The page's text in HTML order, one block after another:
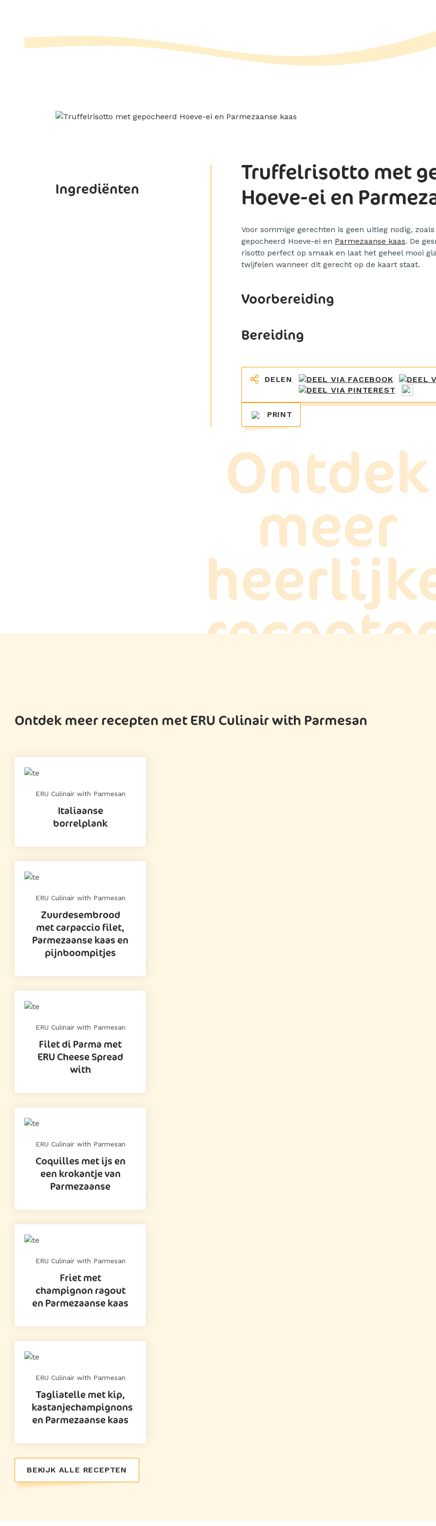
Truffelrisotto met
Hoeve-ei en
Voor sommige gerechten is geen uitleg nodig,
gepocheerd Hoeve-ei en Parmezaanse kaas. De
risotto perfect op smaak en laat het geheel mooi
twijfelen wanneer dit gerecht op de kaart staat.
Voorbereiding
Bereiding
DELEN
PRINT
Ingrediënten
Ontdek
meer
Ontdek meer recepten met ERU Culinair with Parmesan
ERU Culinair with Parmesan
Italiaanse
borrelplank
ERU Culinair with Parmesan
Zuurdesembrood
met carpaccio filet,
Parmezaanse kaas en
pijnboompitjes
ERU Culinair with Parmesan
Filet di Parma met
ERU Cheese Spread
with
ERU Culinair with Parmesan
Coquilles met ijs en
een krokantje van
Parmezaanse
ERU Culinair with Parmesan
Friet met
champignon ragout
en Parmezaanse kaas
ERU Culinair with Parmesan
Tagliatelle met kip,
kastanjechampignons
en Parmezaanse kaas
BEKIJK ALLE RECEPTEN